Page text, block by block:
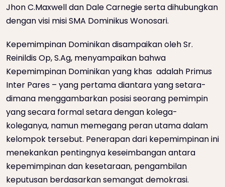
Jhon C.Maxwell dan Dale Carnegie serta dihubungkan
dengan visi misi SMA Dominikus Wonosari.
Kepemimpinan Dominikan disampaikan oleh Sr.
Reinildis Op, S.Ag, menyampaikan bahwa
Kepemimpinan Dominikan yang khas adalah Primus
Inter Pares – yang pertama diantara yang setara-
dimana menggambarkan posisi seorang pemimpin
yang secara formal setara dengan kolega-
koleganya, namun memegang peran utama dalam
kelompok tersebut. Penerapan dari kepemimpinan ini
menekankan pentingnya keseimbangan antara
kepemimpinan dan kesetaraan, pengambilan
keputusan berdasarkan semangat demokrasi.